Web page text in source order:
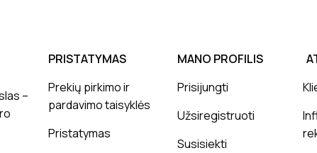
–
PRISTATYMAS
Prekių pirkimo ir
pardavimo taisyklės
Pristatymas
MANO PROFILIS
Prisijungti
Užsiregistruoti
Susisiekti